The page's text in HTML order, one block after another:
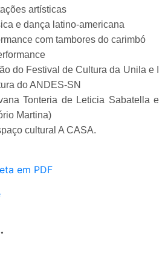
artísticas
e dança latino-americana
com tambores do carimbó
do Festival de Cultura da Unila e I
do ANDES-SN
Tonteria de Leticia Sabatella e
Martina)
cultural A CASA.
em PDF